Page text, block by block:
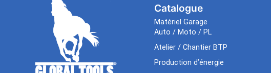
Catalogue
Matériel Garage
Auto / Moto / PL
Atelier / Chantier BTP
Production d’énergie